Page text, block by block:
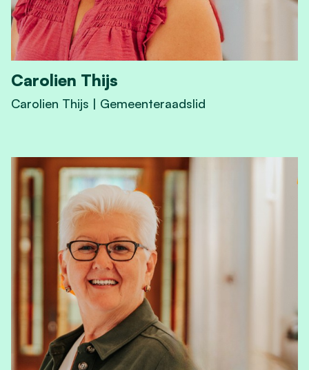
Carolien Thijs
Carolien Thijs | Gemeenteraadslid